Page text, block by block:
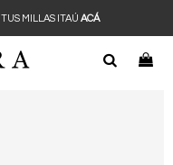
ACÁ